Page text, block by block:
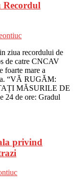
ziua recordului de
de catre CNCAV
foarte mare a
“VĂ RUGĂM:
MĂSURILE DE
24 de ore: Gradul
privind